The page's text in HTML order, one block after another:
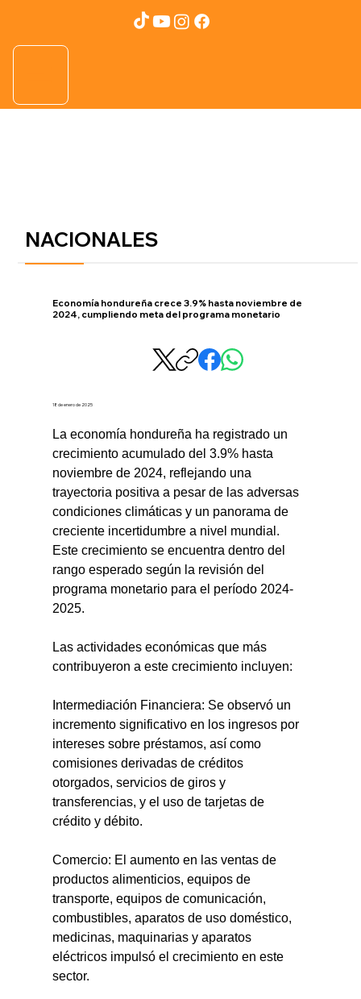
NACIONALES
Economía hondureña crece 3.9% hasta noviembre de
2024, cumpliendo meta del programa monetario
18 de enero de 2025
La economía hondureña ha registrado un
crecimiento acumulado del 3.9% hasta
noviembre de 2024, reflejando una
trayectoria positiva a pesar de las adversas
condiciones climáticas y un panorama de
creciente incertidumbre a nivel mundial.
Este crecimiento se encuentra dentro del
rango esperado según la revisión del
programa monetario para el período 2024-
2025.
Las actividades económicas que más
contribuyeron a este crecimiento incluyen:
Intermediación Financiera: Se observó un
incremento significativo en los ingresos por
intereses sobre préstamos, así como
comisiones derivadas de créditos
otorgados, servicios de giros y
transferencias, y el uso de tarjetas de
crédito y débito.
Comercio: El aumento en las ventas de
productos alimenticios, equipos de
transporte, equipos de comunicación,
combustibles, aparatos de uso doméstico,
medicinas, maquinarias y aparatos
eléctricos impulsó el crecimiento en este
sector.